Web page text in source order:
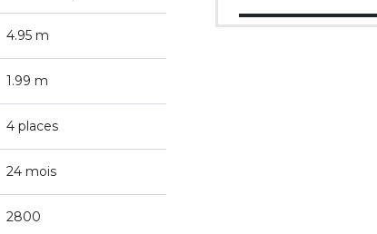
4.95 m
1.99 m
4 places
24 mois
2800